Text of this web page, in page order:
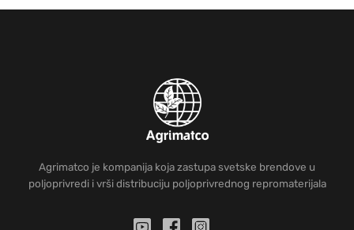
Agrimatco je kompanija koja zastupa svetske brendove u
poljoprivredi i vrši distribuciju poljoprivrednog repromaterijala